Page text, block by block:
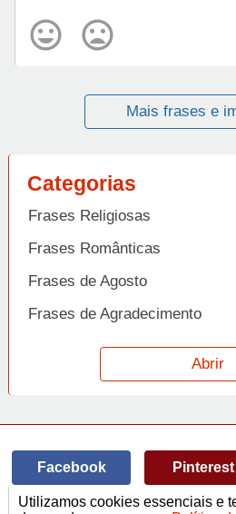
Mais frases e
Categorias
Frases Religiosas
Frases Românticas
Frases de Agosto
Frases de Agradecimento
Frases de Amizade
Frases de Amor
Frases de Arrependimento
Frases de Atitude
Abrir
Facebook Pinterest
Utilizamos cookies essenciais e